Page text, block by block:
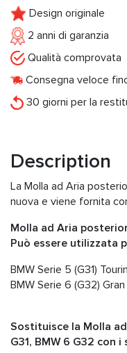
Design originale
2 anni di garanzia
Qualità comprovata
Consegna veloce
30 giorni per la
Description
La Molla ad Aria
nuova e viene fornita
Molla ad Aria
Può essere utilizzata
BMW Serie 5 (G31)
BMW Serie 6 (G32)
Sostituisce la Molla
G31, BMW 6 G32 con